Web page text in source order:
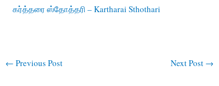
கர்த்தரை ஸ்தோத்தரி – Kartharai Sthothari
← Previous Post Next Post →